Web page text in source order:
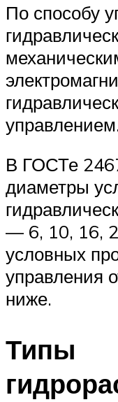
По способу
В ГОСТе
диаметры
— 6, 10, 16,
условных
управления
ниже.
Типы